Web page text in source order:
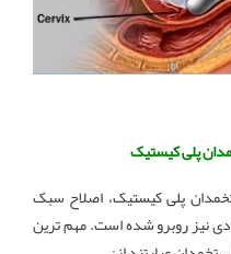
پلی کیستیک
پلی کیستیک، اصلاح سبک
نیز روبرو شده است. مهم ترین